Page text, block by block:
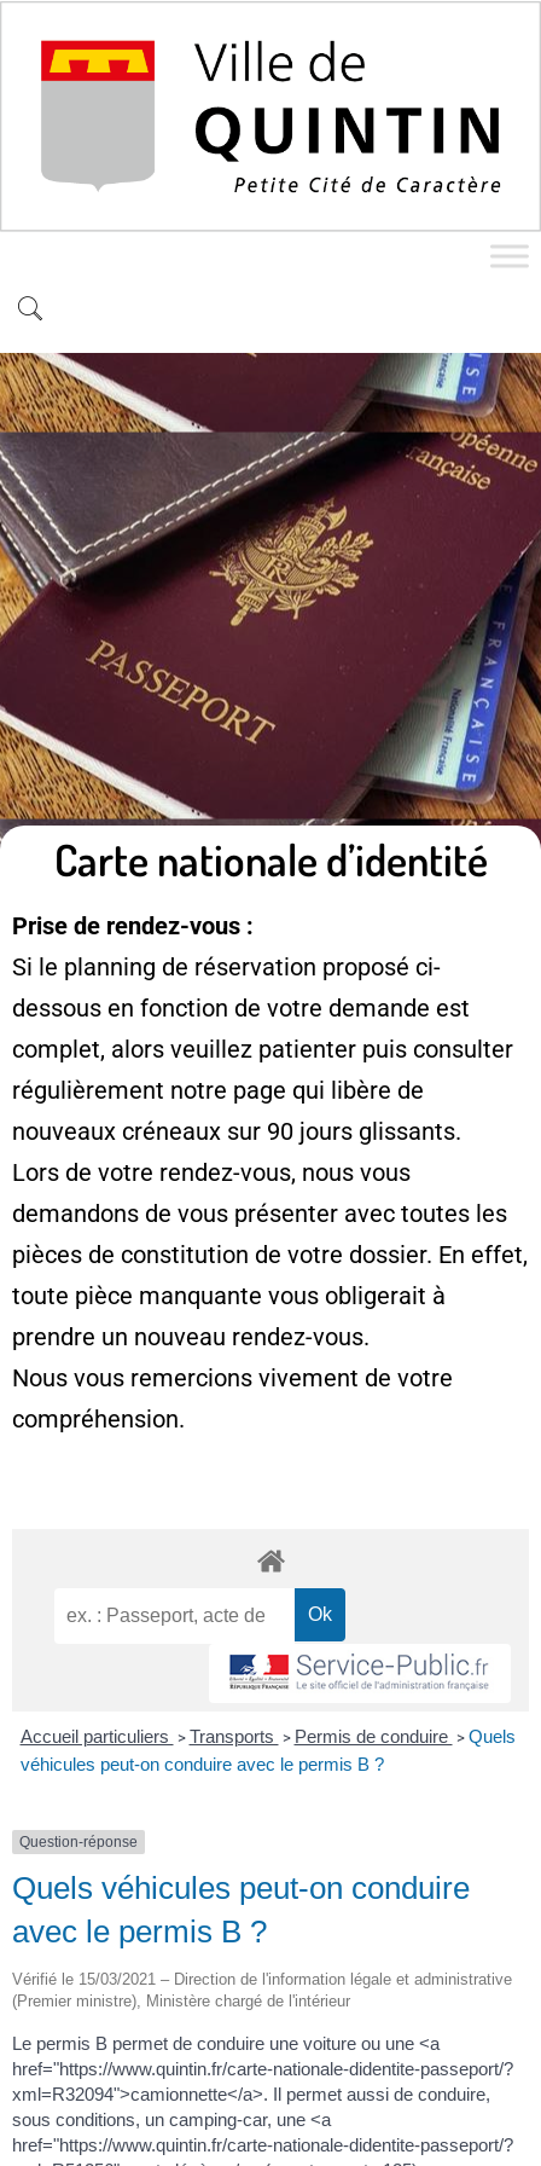
Carte nationale d’identité
Prise de rendez-vous :
Si le planning de réservation proposé ci-
dessous en fonction de votre demande est
complet, alors veuillez patienter puis consulter
régulièrement notre page qui libère de
nouveaux créneaux sur 90 jours glissants.
Lors de votre rendez-vous, nous vous
demandons de vous présenter avec toutes les
pièces de constitution de votre dossier. En effet,
toute pièce manquante vous obligerait à
prendre un nouveau rendez-vous.
Nous vous remercions vivement de votre
compréhension.
Accueil particuliers > Transports > Permis de conduire > Quels
véhicules peut-on conduire avec le permis B ?
Question-réponse
Quels véhicules peut-on conduire
avec le permis B ?
Vérifié le 15/03/2021 – Direction de l'information légale et administrative
(Premier ministre), Ministère chargé de l'intérieur
Le permis B permet de conduire une voiture ou une <a
href="https://www.quintin.fr/carte-nationale-didentite-passeport/?
xml=R32094">camionnette</a>. Il permet aussi de conduire,
sous conditions, un camping-car, une <a
href="https://www.quintin.fr/carte-nationale-didentite-passeport/?